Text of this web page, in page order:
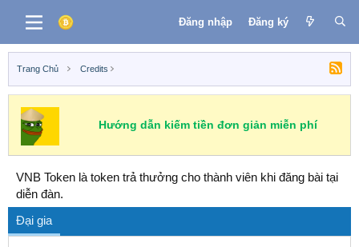
Đăng nhập Đăng ký
Trang Chủ Credits
Hướng dẫn kiếm tiền đơn giản miễn phí
VNB Token là token trả thưởng cho thành viên khi đăng bài tại
diễn đàn.
Đại gia